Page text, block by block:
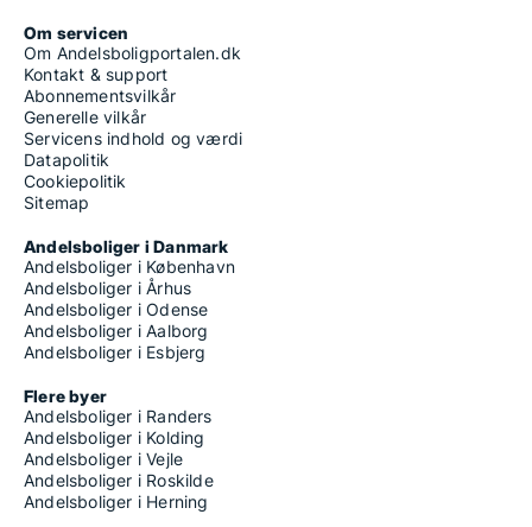
Om servicen
Om Andelsboligportalen.dk
Kontakt & support
Abonnementsvilkår
Generelle vilkår
Servicens indhold og værdi
Datapolitik
Cookiepolitik
Sitemap
Andelsboliger i Danmark
Andelsboliger i København
Andelsboliger i Århus
Andelsboliger i Odense
Andelsboliger i Aalborg
Andelsboliger i Esbjerg
Flere byer
Andelsboliger i Randers
Andelsboliger i Kolding
Andelsboliger i Vejle
Andelsboliger i Roskilde
Andelsboliger i Herning